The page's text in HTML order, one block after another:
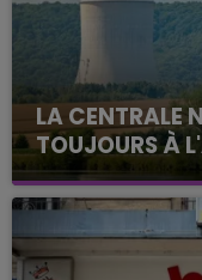
LA CENTRALE
TOUJOURS À
Cela fait déjà
nucléaire
justifiée par la
présente.